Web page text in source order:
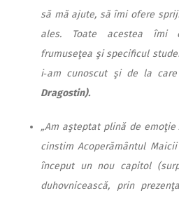
să mă ajute, să îmi ofere
ales. Toate acestea îmi
frumuseţea şi specificul
i‑am cunoscut şi de la
Dragostin).
„Am aşteptat plină de
cinstim Acoperământul
început un nou capitol
duhovnicească, prin